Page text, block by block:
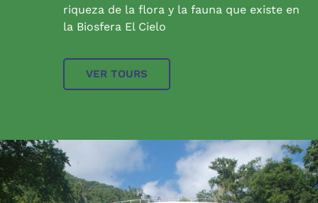
riqueza de la flora y la fauna que existe en
la Biosfera El Cielo
VER TOURS